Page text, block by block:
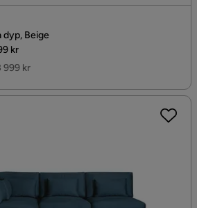
dyp, Beige
kr
999 kr